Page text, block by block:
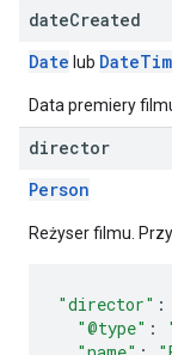
dateCreated
Date lub Date
Data premiery
director
Person
Reżyser filmu.
"director" :
"@type" :